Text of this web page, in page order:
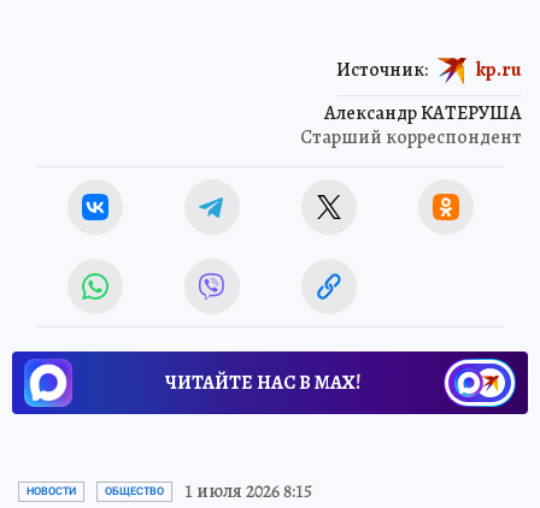
Александр КАТЕРУША
Старший корреспондент
Источник: kp.ru
ЧИТАЙТЕ НАС В МАХ!
НОВОСТИ ОБЩЕСТВО 1 июля 2026 8:15